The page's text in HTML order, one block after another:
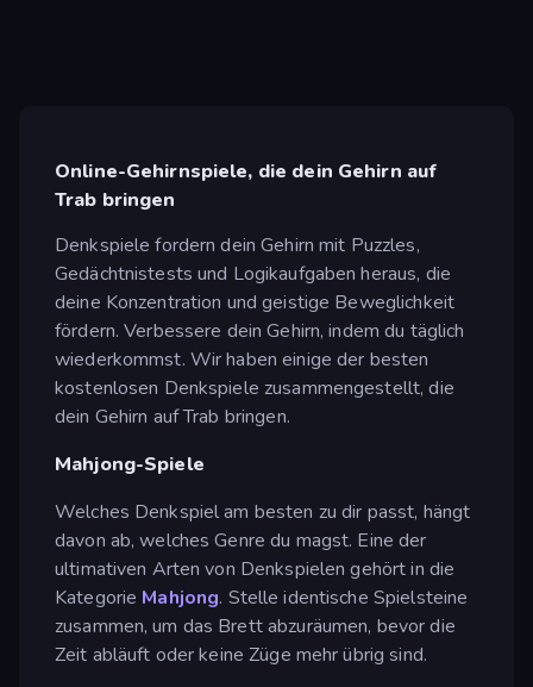
Online-Gehirnspiele, die dein Gehirn auf
Trab bringen
Denkspiele fordern dein Gehirn mit Puzzles,
Gedächtnistests und Logikaufgaben heraus, die
deine Konzentration und geistige Beweglichkeit
fördern. Verbessere dein Gehirn, indem du täglich
wiederkommst. Wir haben einige der besten
kostenlosen Denkspiele zusammengestellt, die
dein Gehirn auf Trab bringen.
Mahjong-Spiele
Welches Denkspiel am besten zu dir passt, hängt
davon ab, welches Genre du magst. Eine der
ultimativen Arten von Denkspielen gehört in die
Kategorie Mahjong. Stelle identische Spielsteine
zusammen, um das Brett abzuräumen, bevor die
Zeit abläuft oder keine Züge mehr übrig sind.